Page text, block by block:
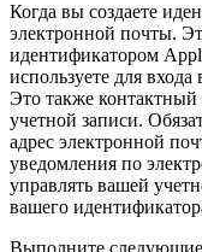
Когда вы создаете
электронной почты.
идентификатором
используете для
Это также
учетной записи.
адрес электронной
уведомления по
управлять вашей
вашего